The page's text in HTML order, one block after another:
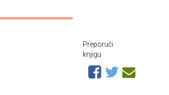
Preporuči
knjigu